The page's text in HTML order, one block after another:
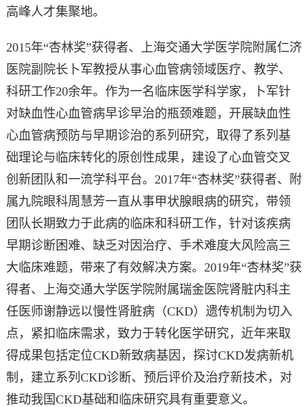
高峰人才集聚地。
2015年“杏林奖”获得者、上海交通大学医学院附属仁济
医院副院长卜军教授从事心血管病领域医疗、教学、
科研工作20余年。作为一名临床医学科学家，卜军针
对缺血性心血管病早诊早治的瓶颈难题，开展缺血性
心血管病预防与早期诊治的系列研究，取得了系列基
础理论与临床转化的原创性成果，建设了心血管交叉
创新团队和一流学科平台。2017年“杏林奖”获得者、附
属九院眼科周慧芳一直从事甲状腺眼病的研究，带领
团队长期致力于此病的临床和科研工作，针对该疾病
早期诊断困难、缺乏对因治疗、手术难度大风险高三
大临床难题，带来了有效解决方案。2019年“杏林奖”获
得者、上海交通大学医学院附属瑞金医院肾脏内科主
任医师谢静远以慢性肾脏病（CKD）遗传机制为切入
点，紧扣临床需求，致力于转化医学研究，近年来取
得成果包括定位CKD新致病基因，探讨CKD发病新机
制，建立系列CKD诊断、预后评价及治疗新技术，对
推动我国CKD基础和临床研究具有重要意义。